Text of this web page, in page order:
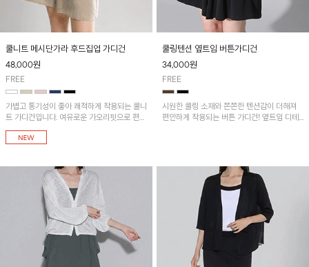
쿨니트 메시단가라 후드집업 가디건
48,000원
FREE
가볍고 통기성이 좋아 쾌적하게 착용되는 쿨니
트 가디건입니다. 여유로운 가오리핏으로 편안
하게 착용되며, 데일리는 물론 바캉스룩까지
다양하게 활용하기 좋은 아이템이에요~
쿨링텐션 옆트임 버튼가디건
34,000원
FREE
시원한 쿨링 소재와 쫀쫀한 텐션감이 더해져
편안하게 착용되는 버튼 가디건! 옆트임 디테